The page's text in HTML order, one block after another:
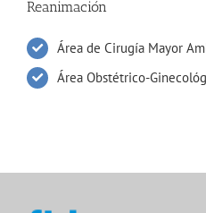
Reanimación
Área de Cirugía Mayor
Área Obstétrico-